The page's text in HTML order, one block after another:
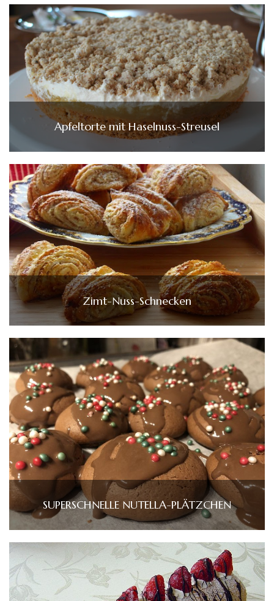
Apfeltorte mit Haselnuss-Streusel
Zimt-Nuss-Schnecken
SUPERSCHNELLE NUTELLA-PLÄTZCHEN